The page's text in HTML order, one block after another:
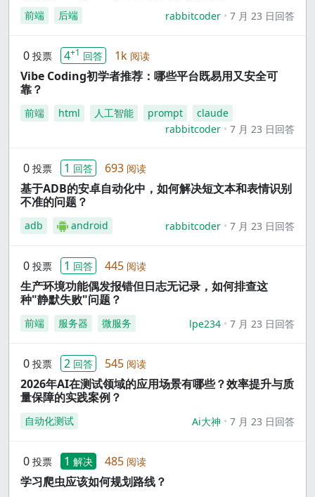
前端 后端 rabbitcoder 7 月 23 日回答
0 投票 4+1 回答 1k 阅读
Vibe Coding初学者推荐：哪些平台既易用又安全可
靠？
前端 html 人工智能 prompt
claude
rabbitcoder
7 月 23 日回答
0 投票 1 回答 693 阅读
基于ADB的安卓自动化中，如何解决短文本和表情识别
不准的问题？
adb android rabbitcoder 7 月 23 日回答
0 投票 1 回答 445 阅读
生产环境功能偶发报错但日志无记录，如何排查这
种"静默失败"问题？
前端 服务器 微服务 lpe234 7 月 23 日回答
0 投票 2 回答 545 阅读
2026年AI在测试领域的应用场景有哪些？效率提升与质
量保障的实践案例？
自动化测试 Ai大神 7 月 23 日回答
0 投票 1 解决 485 阅读
学习爬虫应该如何规划路线？